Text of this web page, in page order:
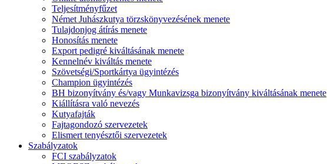
Teljesítményfűzet
Német Juhászkutya törzskönyvezésének menete
Tulajdonjog átírás menete
Honosítás menete
Export pedigré kiváltásának menete
Kennelnév kiváltás menete
Szövetségi/Sportkártya ügyintézés
Champion ügyintézés
BH bizonyítvány és/vagy Munkavizsga bizonyítvány kiváltásának menete
Kiállításra való nevezés
Kutyafajták
Fajtagondozó szervezetek
Elismert tenyésztői szervezetek
Szabályzatok
FCI szabályzatok